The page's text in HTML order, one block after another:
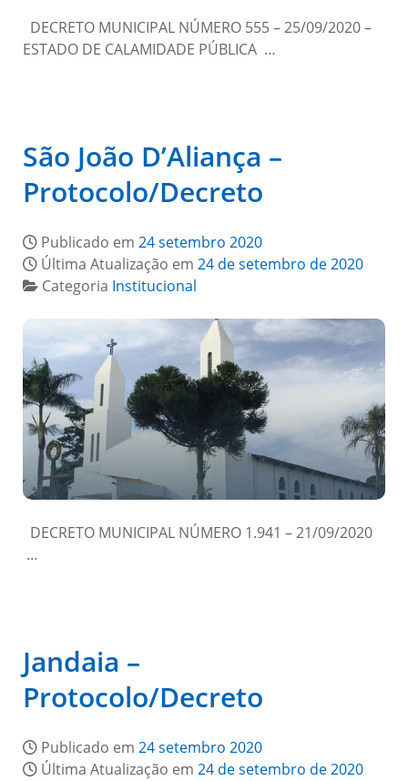
DECRETO MUNICIPAL NÚMERO 555 – 25/09/2020 –
ESTADO DE CALAMIDADE PÚBLICA …
São João D’Aliança –
Protocolo/Decreto
Publicado em 24 setembro 2020
Última Atualização em 24 de setembro de 2020
Categoria Institucional
DECRETO MUNICIPAL NÚMERO 1.941 – 21/09/2020
…
Jandaia –
Protocolo/Decreto
Publicado em 24 setembro 2020
Última Atualização em 24 de setembro de 2020